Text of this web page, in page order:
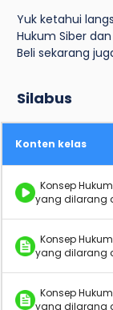
Yuk ketahui
Hukum Siber
Beli sekarang
Silabus
Konten kelas
Konsep
yang dilarang
Konsep
yang dilarang
Konsep
yang dilarang